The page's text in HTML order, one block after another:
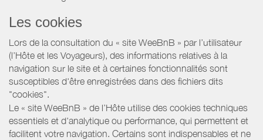
Les cookies
Lors de la consultation du « site WeeBnB » par l’utilisateur
(l’Hôte et les Voyageurs), des informations relatives à la
navigation sur le site et à certaines fonctionnalités sont
susceptibles d'être enregistrées dans des fichiers dits
"cookies".
Le « site WeeBnB » de l’Hôte utilise des cookies techniques
essentiels et d'analytique ou performance, qui permettent et
facilitent votre navigation. Certains sont indispensables et ne